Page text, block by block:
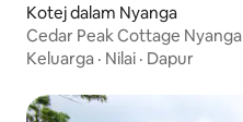
Kotej dalam Nyanga
Cedar Peak Cottage Nyanga
Keluarga · Nilai · Dapur